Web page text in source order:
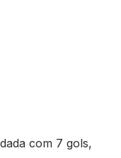
com 7 gols,